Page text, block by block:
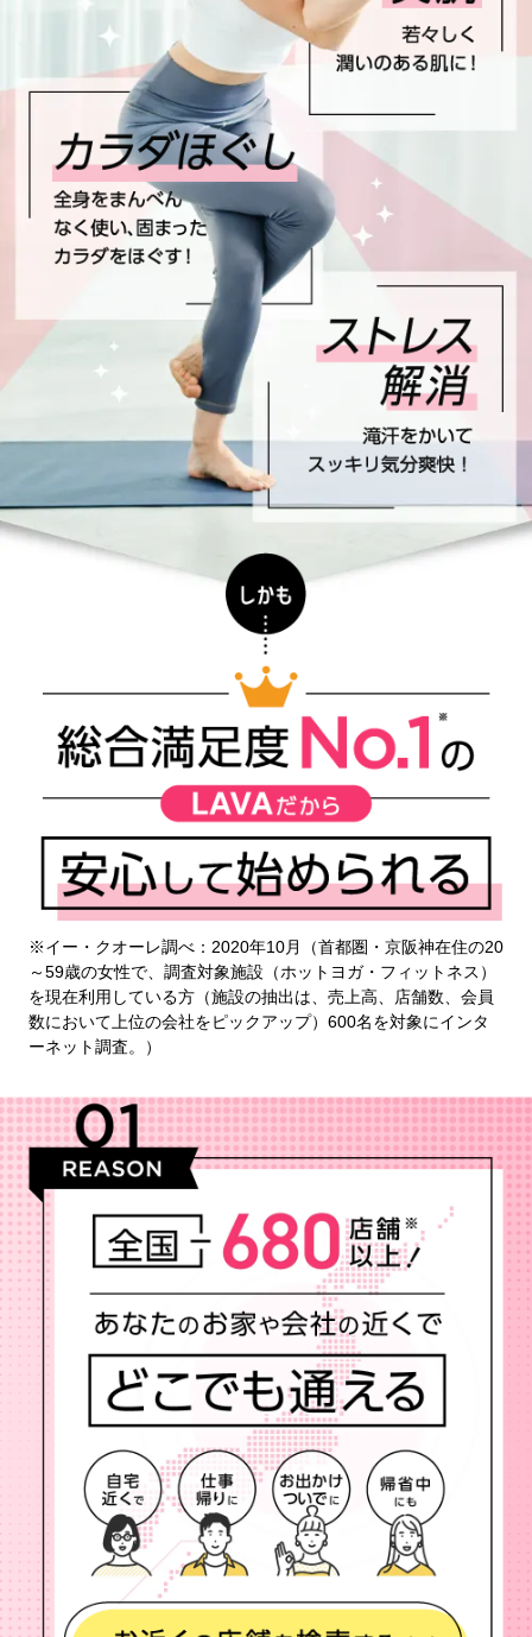
※イー・クオーレ調べ：2020年10月（首都圏・京阪神在住の20
～59歳の女性で、調査対象施設（ホットヨガ・フィットネス）
を現在利用している方（施設の抽出は、売上高、店舗数、会員
数において上位の会社をピックアップ）600名を対象にインタ
ーネット調査。）